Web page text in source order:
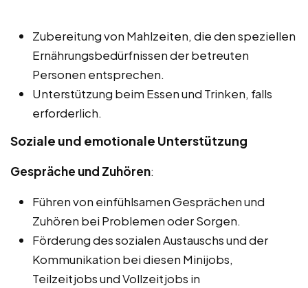
Zubereitung von Mahlzeiten, die den speziellen
Ernährungsbedürfnissen der betreuten
Personen entsprechen.
Unterstützung beim Essen und Trinken, falls
erforderlich.
Soziale und emotionale Unterstützung
Gespräche und Zuhören:
Führen von einfühlsamen Gesprächen und
Zuhören bei Problemen oder Sorgen.
Förderung des sozialen Austauschs und der
Kommunikation bei diesen Minijobs,
Teilzeitjobs und Vollzeitjobs in